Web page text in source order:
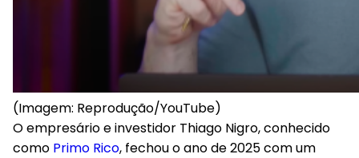
(Imagem: Reprodução/YouTube)
O empresário e investidor Thiago Nigro, conhecido
como Primo Rico, fechou o ano de 2025 com um